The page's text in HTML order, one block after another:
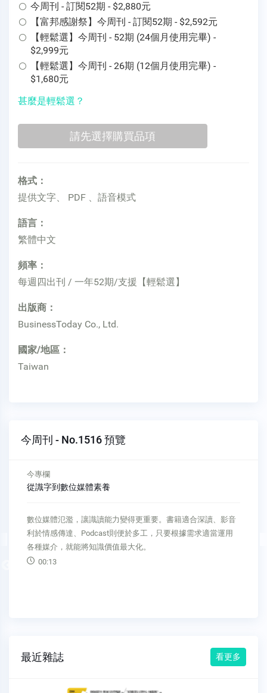
今周刊 - 訂閱52期 - $2,880元
【富邦感謝祭】今周刊 - 訂閱52期 - $2,592元
【輕鬆選】今周刊 - 52期 (24個月使用完畢) -
$2,999元
【輕鬆選】今周刊 - 26期 (12個月使用完畢) -
$1,680元
甚麼是輕鬆選？
格式：
提供文字、 PDF 、語音模式
語言：
繁體中文
頻率：
每週四出刊 / 一年52期/支援【輕鬆選】
出版商：
BusinessToday Co., Ltd.
國家/地區：
Taiwan
今周刊 - No.1516 預覽
Previous
今專欄
人工智慧競賽已進入第二階段
當AI競賽邁入第二階段，競爭核心已從硬體效能，轉向系統整
合與產業應用。台灣創投若停留在代工與零組件層級，可能錯
過AI成長期帶來的利潤與影響力。
00:26
最近雜誌 看更多